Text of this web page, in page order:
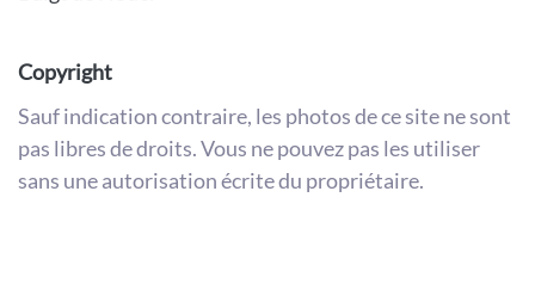
Copyright
Sauf indication contraire, les photos de ce site ne sont
pas libres de droits. Vous ne pouvez pas les utiliser
sans une autorisation écrite du propriétaire.